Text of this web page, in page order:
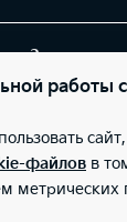
Заказать
лица ООО
г. Воронеж, 4
2; Телефон: +7
г.Москва,
работы
файлов в